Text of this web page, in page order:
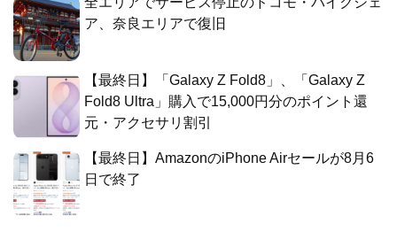
ア、奈良エリアで復旧
【最終日】「Galaxy Z Fold8」、「Galaxy Z
Fold8 Ultra」購入で15,000円分のポイント還
元・アクセサリ割引
【最終日】AmazonのiPhone Airセールが8月6
日で終了